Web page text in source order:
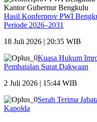
Hasil Konferprov PWI
Periode 2026–2031
18 Juli 2026 | 20:35 WIB
Kuasa Hukum
Pembatalan Surat Dakwaan
2 Juli 2026 | 15:44 WIB
Serah Terima
Kapolda